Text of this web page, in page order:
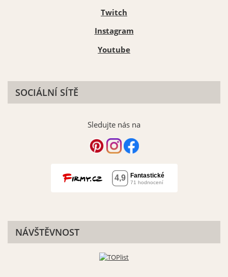
Twitch
Instagram
Youtube
SOCIÁLNÍ SÍTĚ
Sledujte nás na
NÁVŠTĚVNOST